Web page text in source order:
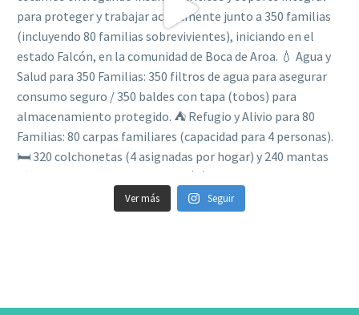
Ver más Seguir